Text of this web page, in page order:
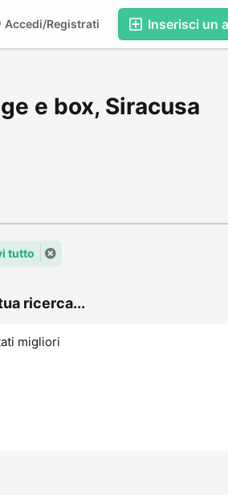
Inserisci un
Accedi/Registrati
e box, Siracusa
tutto
ricerca...
migliori